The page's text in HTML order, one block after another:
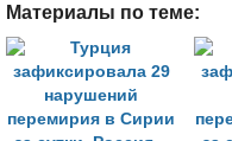
Материалы по теме: